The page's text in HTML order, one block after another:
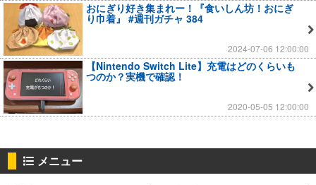
おにぎり好き集まれー！『食いしん坊！おにぎ
り巾着』 #週刊ガチャ 384
2024-07-06 12:00:00
【Nintendo Switch Lite】充電はどのくらいも
つのか？実機で確認！
2020-05-05 12:00:00
メニュー